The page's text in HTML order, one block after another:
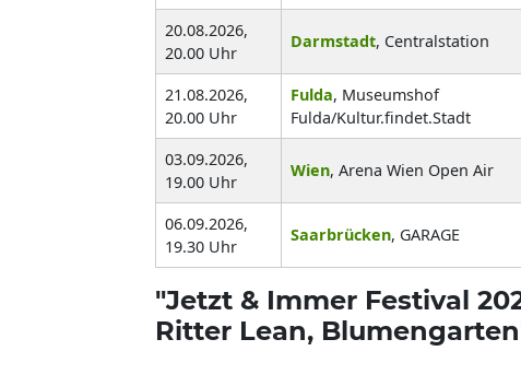
20.08.2026,
20.00 Uhr
Darmstadt, Centralstation
21.08.2026,
20.00 Uhr
Fulda, Museumshof
Fulda/Kultur.findet.Stadt
03.09.2026,
19.00 Uhr
Wien, Arena Wien Open Air
06.09.2026,
19.30 Uhr
Saarbrücken, GARAGE
"Jetzt & Immer Festival
Ritter Lean,